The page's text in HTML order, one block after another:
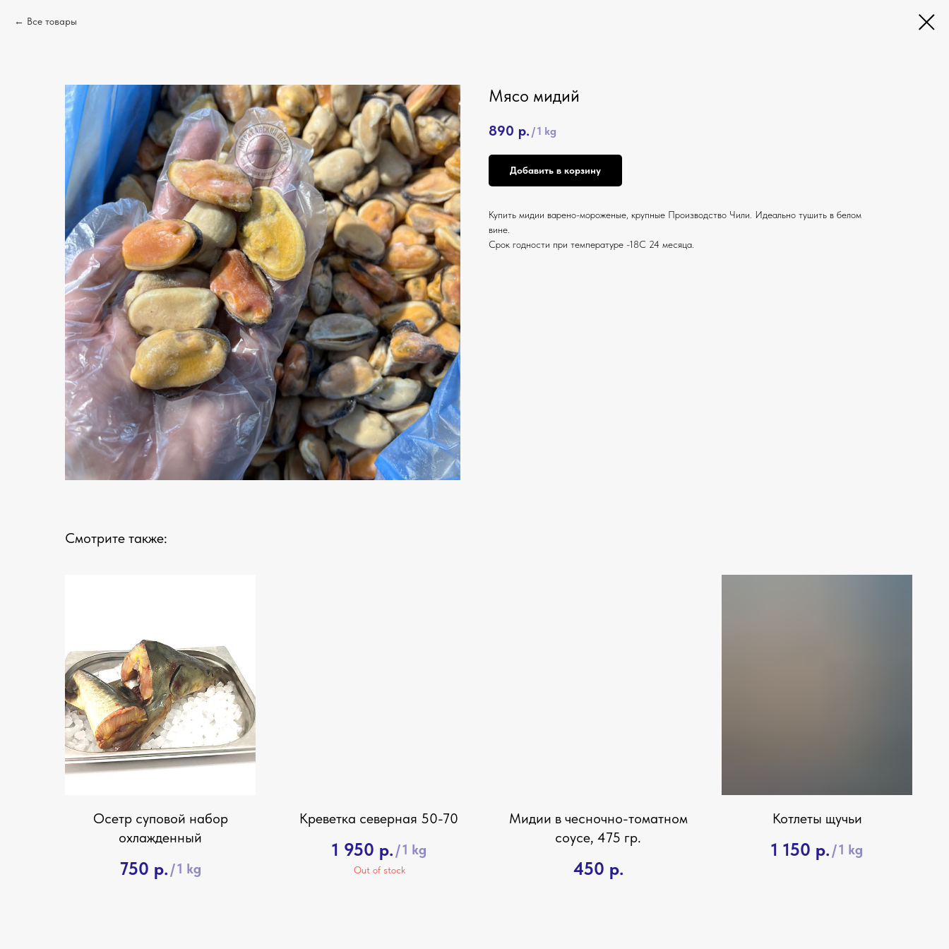
Все товары
Мясо мидий
890 р. /1 kg
Добавить в корзину
Купить мидии варено-мороженые, крупные Производство Чили. Идеально тушить в белом
вине.
Срок годности при температуре -18С 24 месяца.
Смотрите также:
Осетр суповой набор
охлажденный
750 р. /1 kg
Креветка северная 50-70
1 950 р. /1 kg
Out of stock
Мидии в чесночно-томатном
соусе, 475 гр.
450 р.
Котлеты щучьи
1 150 р. /1 kg